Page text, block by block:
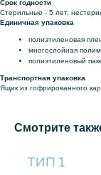
Срок годности
Стерильные - 5 лет,
Единичная упаковка
полиэтиленовая
многослойная
полиэтиленовый
Транспортная упаковка
Ящик из гофрированного
Смотрите